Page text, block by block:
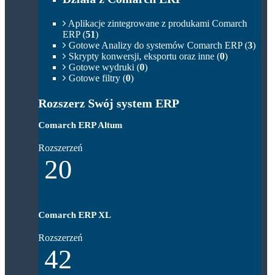
Aplikacje zintegrowane z produkami Comarch
ERP (51)
Gotowe Analizy do systemów Comarch ERP (3)
Skrypty konwersji, eksportu oraz inne (0)
Gotowe wydruki (0)
Gotowe filtry (0)
Rozszerz Swój system ERP
Comarch ERP Altum
Rozszerzeń
20
Comarch ERP XL
Rozszerzeń
42